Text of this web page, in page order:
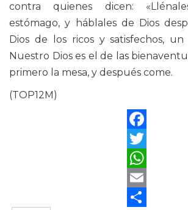
contra quienes dicen:
estómago, y háblales de Dios
Dios de los ricos y satisfechos,
Nuestro Dios es el de las
primero la mesa, y después come.
(TOP12M)
Facebook
Twitter
WhatsApp
Email